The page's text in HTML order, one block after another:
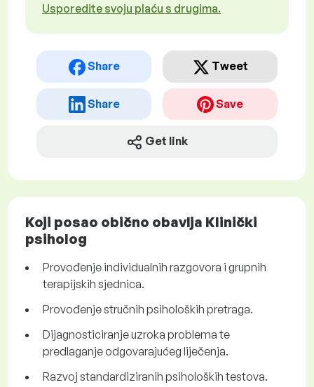
Usporedite svoju plaću s drugima.
Share Tweet
Share Save
Get link
Koji posao obično obavlja Klinički
psiholog
Provođenje individualnih razgovora i grupnih
terapijskih sjednica.
Provođenje stručnih psiholoških pretraga.
Dijagnosticiranje uzroka problema te
predlaganje odgovarajućeg liječenja.
Razvoj standardiziranih psiholoških testova.